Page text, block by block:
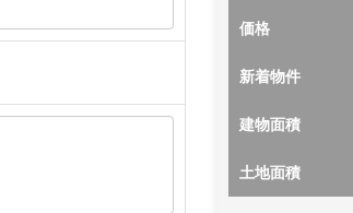
価格
新着物件
建物面積
土地面積